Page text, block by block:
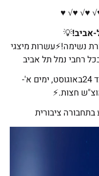
√ ♥ √ ♥√
אביב!💡
נשימה!⚡עשרות מיצגי
רחבי נמל תל אביב
מתעוררים לחיים עם החשיכה! עד 24באוגוסט, ימים א'-
ציבורית